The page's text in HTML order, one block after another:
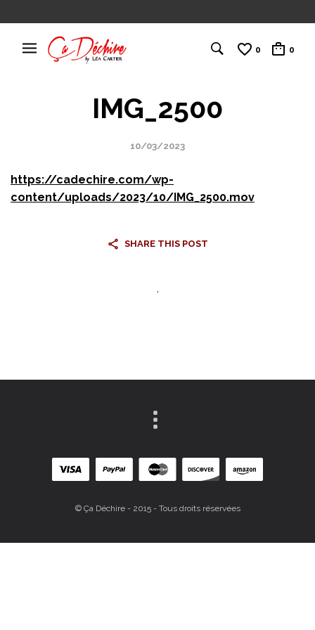
0 0
IMG_2500
10/03/2023
https://cadechire.com/wp-
content/uploads/2023/10/IMG_2500.mov
SHARE THIS POST
.
© Ça Déchire - 2015 - Tous droits réservées